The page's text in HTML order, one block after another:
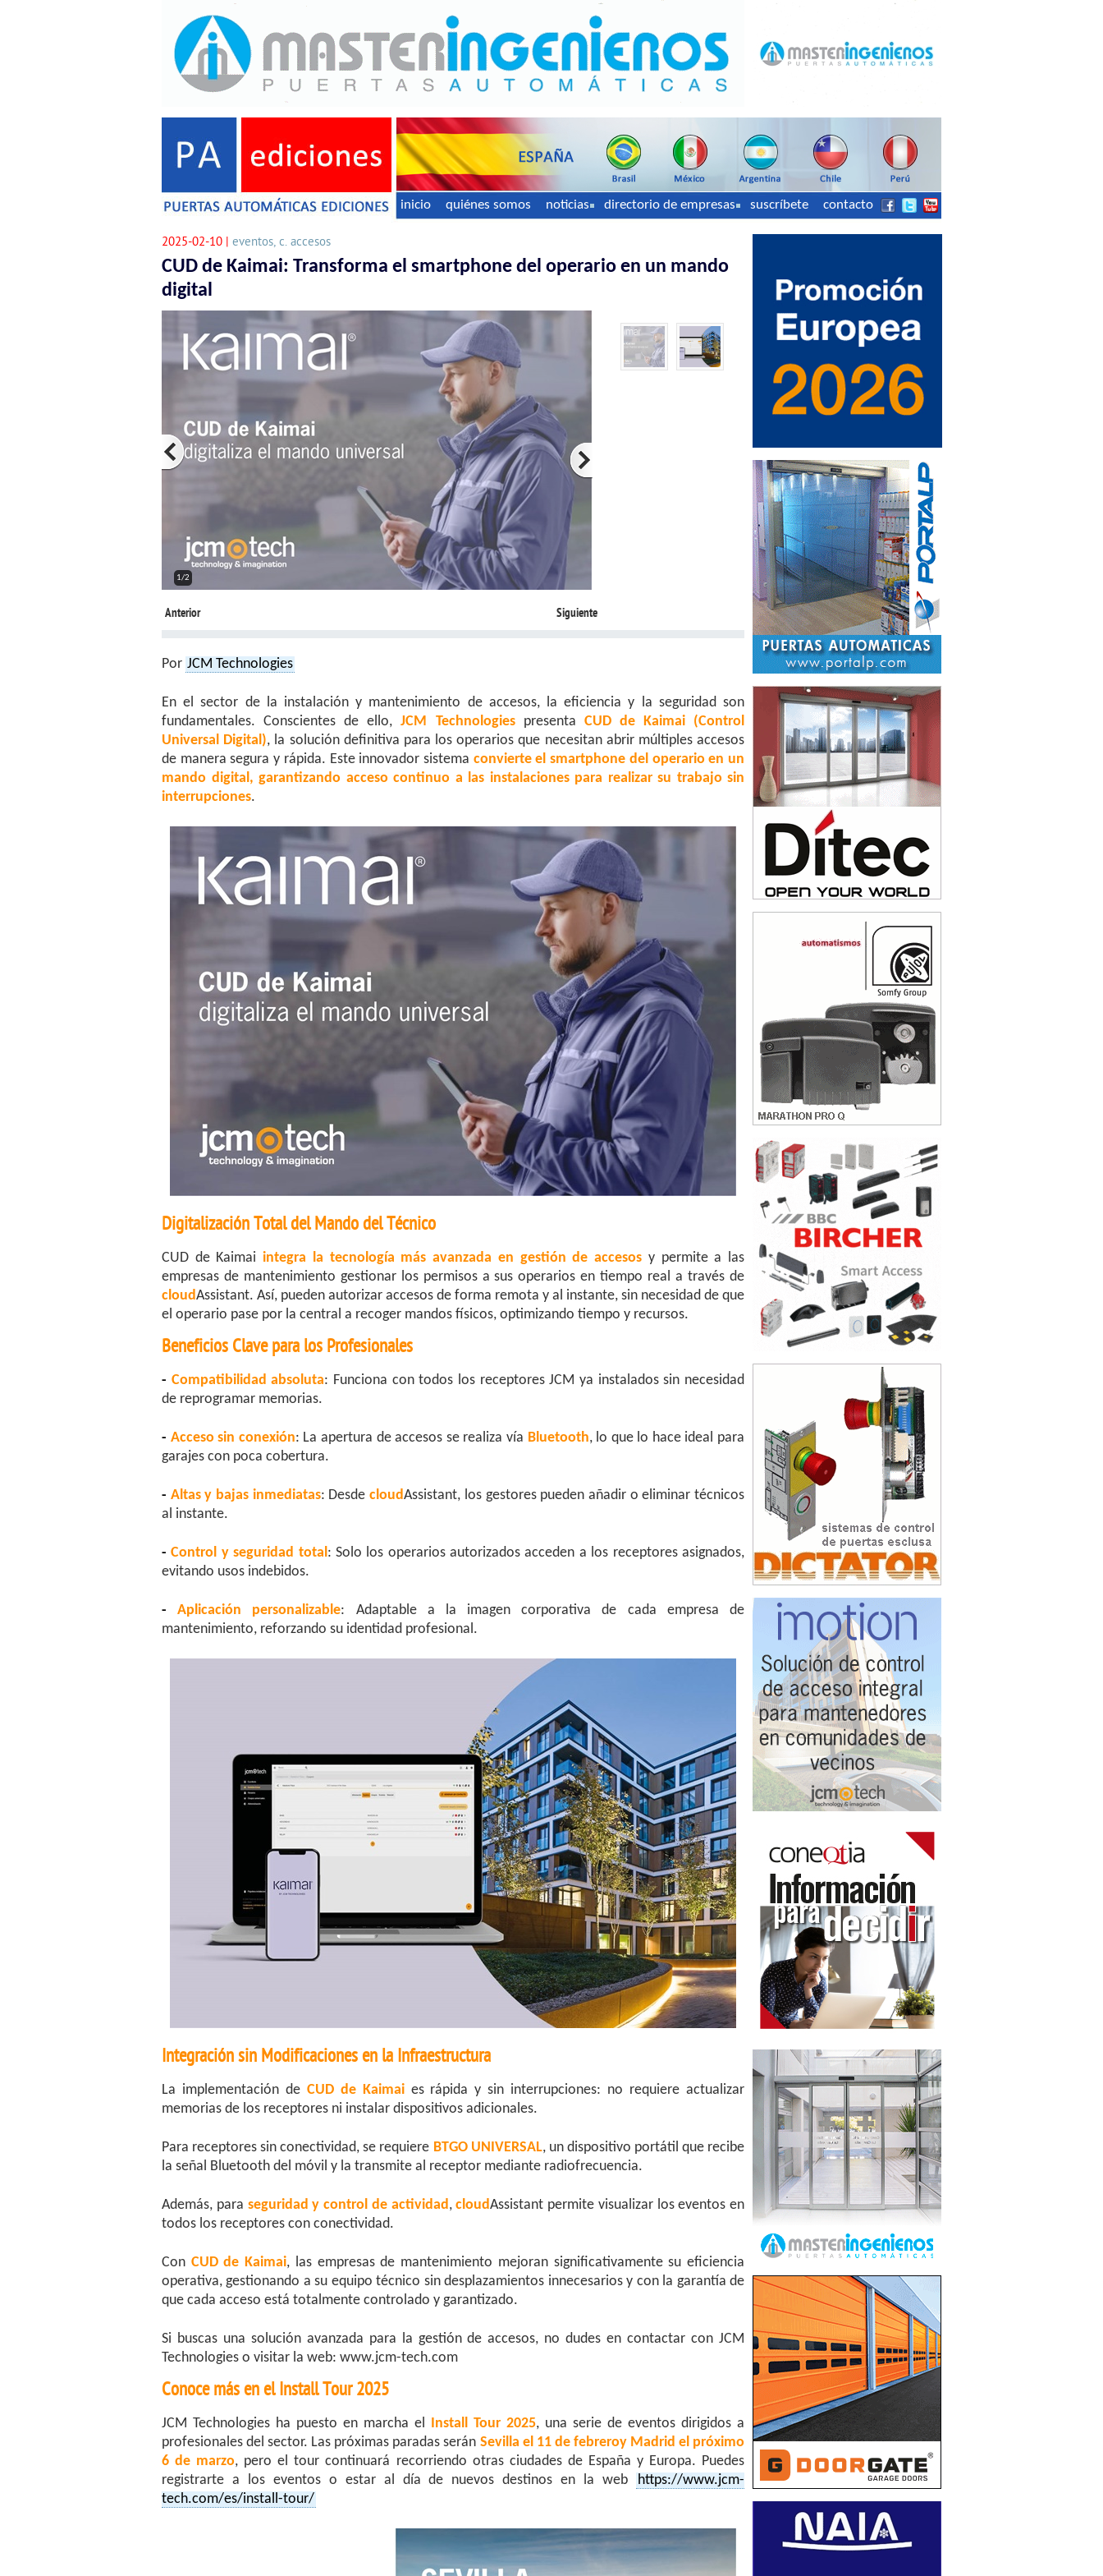
inicio quiénes somos noticias directorio de empresas suscríbete contacto
2025-02-10 | eventos, c. accesos
CUD de Kaimai: Transforma el smartphone del operario en un mando
digital
2/2
Anterior Siguiente
Por JCM Technologies
En el sector de la instalación y mantenimiento de accesos, la eficiencia y la seguridad son
fundamentales. Conscientes de ello,JCM Technologiespresenta CUD de Kaimai (Control
Universal Digital), la solución definitiva para los operarios que necesitan abrir múltiples accesos
de manera segura y rápida. Este innovador sistema convierte el smartphone del operario en un
mando digital, garantizando acceso continuo a las instalaciones para realizar su trabajo sin
interrupciones.
Digitalización Total del Mando del Técnico
CUD de Kaimaiintegra la tecnología más avanzada en gestión de accesos y permite a las
empresas de mantenimiento gestionar los permisos a sus operarios en tiempo real a través de
cloudAssistant. Así, pueden autorizar accesos de forma remota y al instante, sin necesidad de que
el operario pase por la central a recoger mandos físicos, optimizando tiempo y recursos.
Beneficios Clave para los Profesionales
- Compatibilidad absoluta: Funciona con todos los receptores JCM ya instalados sin necesidad
de reprogramar memorias.
- Acceso sin conexión: La apertura de accesos se realiza vía Bluetooth, lo que lo hace ideal para
garajes con poca cobertura.
- Altas y bajas inmediatas: DesdecloudAssistant, los gestores pueden añadir o eliminar técnicos
al instante.
-Control y seguridad total: Solo los operarios autorizados acceden a los receptores asignados,
evitando usos indebidos.
-Aplicación personalizable: Adaptable a la imagen corporativa de cada empresa de
mantenimiento, reforzando su identidad profesional.
Integración sin Modificaciones en la Infraestructura
La implementación de CUD de Kaimaies rápida y sin interrupciones: no requiere actualizar
memorias de los receptores ni instalar dispositivos adicionales.
Para receptores sin conectividad, se requiere BTGO UNIVERSAL, un dispositivo portátil que recibe
la señal Bluetooth del móvil y la transmite al receptor mediante radiofrecuencia.
Además, para seguridad y control de actividad,cloudAssistant permite visualizar los eventos en
todos los receptores con conectividad.
Con CUD de Kaimai, las empresas de mantenimiento mejoran significativamente su eficiencia
operativa, gestionando a su equipo técnico sin desplazamientos innecesarios y con la garantía de
que cada acceso está totalmente controlado y garantizado.
Si buscas una solución avanzada para la gestión de accesos, no dudes en contactar con JCM
Technologies o visitar la web: www.jcm-tech.com
Conoce más en el Install Tour 2025
JCM Technologies ha puesto en marcha el Install Tour 2025, una serie de eventos dirigidos a
profesionales del sector. Las próximas paradas serán Sevilla el 11 de febreroy Madrid el próximo
6 de marzo, pero el tour continuará recorriendo otras ciudades de España y Europa. Puedes
registrarte a los eventos o estar al día de nuevos destinos en la web
https://www.jcm-
tech.com/es/install-tour/